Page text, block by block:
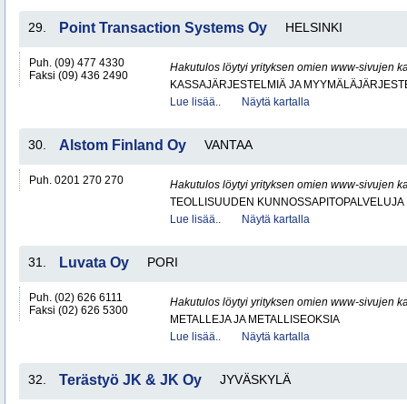
29. Point Transaction Systems Oy HELSINKI
Puh. (09) 477 4330
Faksi (09) 436 2490
Hakutulos löytyi yrityksen omien www-sivujen
KASSAJÄRJESTELMIÄ JA
Lue lisää..
Näytä kartalla
30. Alstom Finland Oy VANTAA
Puh. 0201 270 270
Hakutulos löytyi yrityksen omien www-sivujen
TEOLLISUUDEN KUNNOSSAPITOPALVELUJA
Lue lisää..
Näytä kartalla
31. Luvata Oy PORI
Puh. (02) 626 6111
Faksi (02) 626 5300
Hakutulos löytyi yrityksen omien www-sivujen
METALLEJA JA METALLISEOKSIA
Lue lisää..
Näytä kartalla
32. Terästyö JK & JK Oy JYVÄSKYLÄ